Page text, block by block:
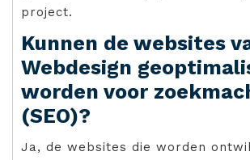
project.
Kunnen de websites
Webdesign
worden voor
(SEO)?
Ja, de websites die worden